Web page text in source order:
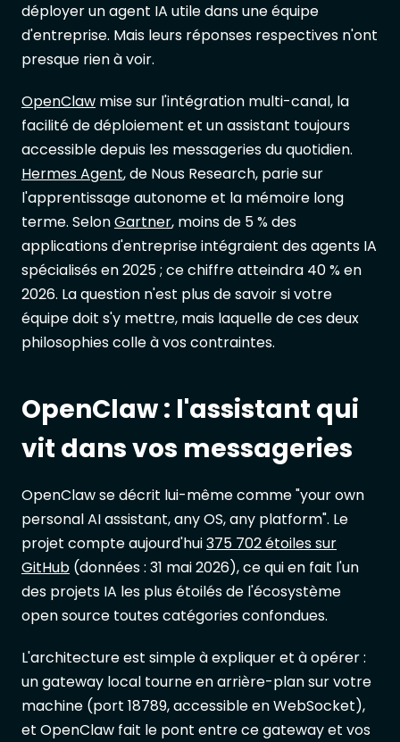
déployer un agent IA utile dans une équipe
d'entreprise. Mais leurs réponses respectives n'ont
presque rien à voir.
OpenClaw mise sur l'intégration multi-canal, la
facilité de déploiement et un assistant toujours
accessible depuis les messageries du quotidien.
Hermes Agent, de Nous Research, parie sur
l'apprentissage autonome et la mémoire long
terme. SelonGartner, moins de 5 % des
applications d'entreprise intégraient des agents IA
spécialisés en 2025 ; ce chiffre atteindra 40 % en
2026. La question n'est plus de savoir si votre
équipe doit s'y mettre, mais laquelle de ces deux
philosophies colle à vos contraintes.
OpenClaw : l'assistant qui
vit dans vos messageries
OpenClaw se décrit lui-même comme "your own
personal AI assistant, any OS, any platform". Le
projet compte aujourd'hui375 702 étoiles sur
GitHub (données : 31 mai 2026), ce qui en fait l'un
des projets IA les plus étoilés de l'écosystème
open source toutes catégories confondues.
L'architecture est simple à expliquer et à opérer :
un gateway local tourne en arrière-plan sur votre
machine (port 18789, accessible en WebSocket),
et OpenClaw fait le pont entre ce gateway et vos